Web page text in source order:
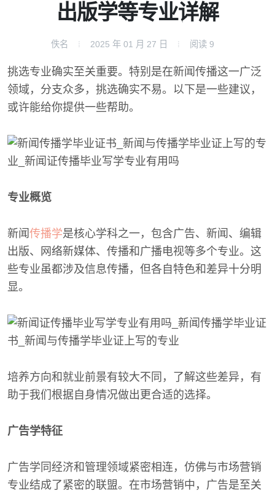
出版学等专业详解
佚名 2025 年 01 月 27 日 阅读 9
挑选专业确实至关重要。特别是在新闻传播这一广泛
领域，分支众多，挑选确实不易。以下是一些建议，
或许能给你提供一些帮助。
专业概览
新闻 传播学是核心学科之一，包含广告、新闻、编辑
出版、网络新媒体、传播和广播电视等多个专业。这
些专业虽都涉及信息传播，但各自特色和差异十分明
显。
培养方向和就业前景有较大不同，了解这些差异，有
助于我们根据自身情况做出更合适的选择。
广告学特征
广告学同经济和管理领域紧密相连，仿佛与市场营销
专业结成了紧密的联盟。在市场营销中，广告是至关